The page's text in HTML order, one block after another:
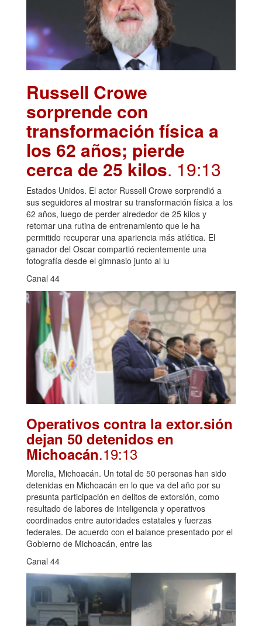
Russell Crowe
sorprende con
transformación física a
los 62 años; pierde
cerca de 25 kilos. 19:13
Estados Unidos. El actor Russell Crowe sorprendió a
sus seguidores al mostrar su transformación física a los
62 años, luego de perder alrededor de 25 kilos y
retomar una rutina de entrenamiento que le ha
permitido recuperar una apariencia más atlética. El
ganador del Oscar compartió recientemente una
fotografía desde el gimnasio junto al lu
Canal 44
Operativos contra la extor.sión
dejan 50 detenidos en
Michoacán.19:13
Morelia, Michoacán. Un total de 50 personas han sido
detenidas en Michoacán en lo que va del año por su
presunta participación en delitos de extorsión, como
resultado de labores de inteligencia y operativos
coordinados entre autoridades estatales y fuerzas
federales. De acuerdo con el balance presentado por el
Gobierno de Michoacán, entre las
Canal 44